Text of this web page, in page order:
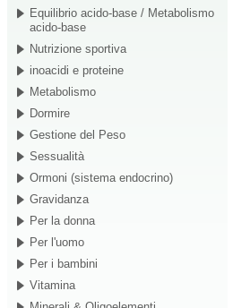
Equilibrio acido-base / Metabolismo
acido-base
Nutrizione sportiva
inoacidi e proteine
Metabolismo
Dormire
Gestione del Peso
Sessualità
Ormoni (sistema endocrino)
Gravidanza
Per la donna
Per l'uomo
Per i bambini
Vitamina